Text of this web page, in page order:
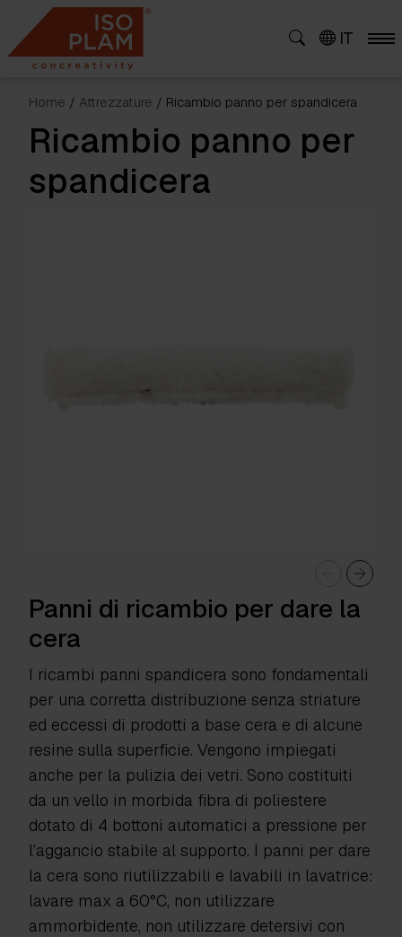
content
IT
Home / Attrezzature / Ricambio panno per spandicera
Ricambio panno per
spandicera
Panni di ricambio per dare la
cera
I ricambi panni spandicera sono fondamentali
per una corretta distribuzione senza striature
ed eccessi di prodotti a base cera e di alcune
resine sulla superficie. Vengono impiegati
anche per la pulizia dei vetri. Sono costituiti
da un vello in morbida fibra di poliestere
dotato di 4 bottoni automatici a pressione per
l’aggancio stabile al supporto. I panni per dare
la cera sono riutilizzabili e lavabili in lavatrice:
lavare max a 60°C, non utilizzare
ammorbidente, non utilizzare detersivi con